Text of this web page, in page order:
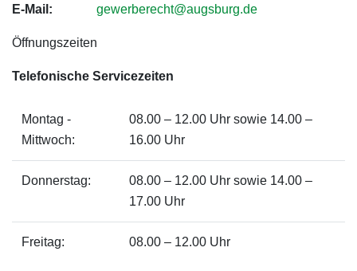
E-Mail: gewerberecht@augsburg.de
Öffnungszeiten
Telefonische Servicezeiten
Montag -
Mittwoch:
08.00 – 12.00 Uhr sowie 14.00 –
16.00 Uhr
Donnerstag:
08.00 – 12.00 Uhr sowie 14.00 –
17.00 Uhr
Freitag: 08.00 – 12.00 Uhr